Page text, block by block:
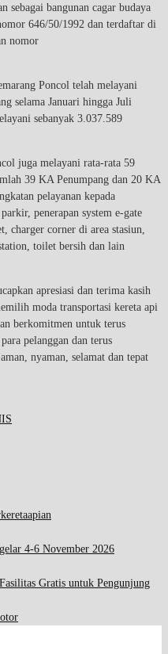
sebagai bangunan cagar budaya
646/50/1992 dan terdaftar di
nomor
Poncol telah melayani
selama Januari hingga Juli
sebanyak 3.037.589
juga melayani rata-rata 59
39 KA Penumpang dan 20 KA
pelayanan kepada
penerapan system e-gate
charger corner di area stasiun,
toilet bersih dan lain
apresiasi dan terima kasih
moda transportasi kereta api
berkomitmen untuk terus
pelanggan dan terus
nyaman, selamat dan tepat
4-6 November 2026
Gratis untuk Pengunjung